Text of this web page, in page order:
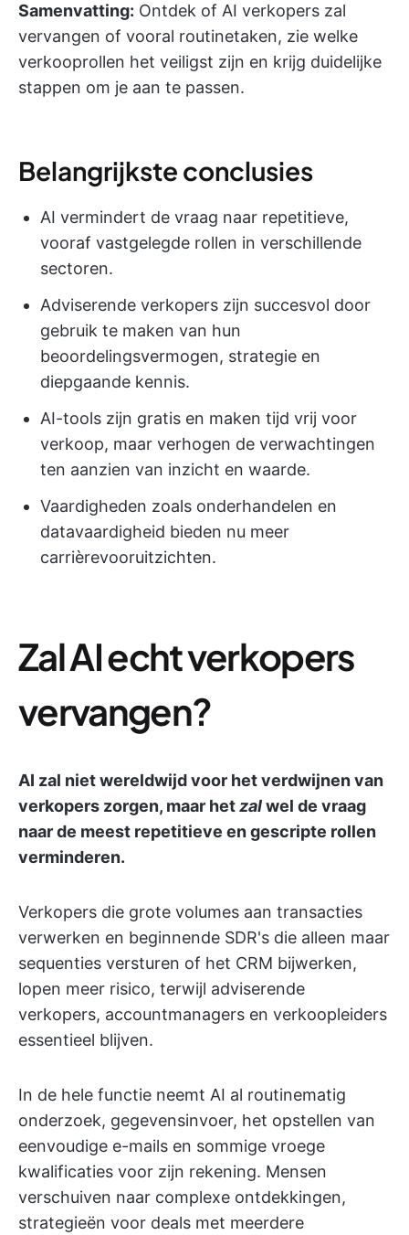
Samenvatting: Ontdek of AI verkopers zal
vervangen of vooral routinetaken, zie welke
verkooprollen het veiligst zijn en krijg duidelijke
stappen om je aan te passen.
Belangrijkste conclusies
AI vermindert de vraag naar repetitieve,
vooraf vastgelegde rollen in verschillende
sectoren.
Adviserende verkopers zijn succesvol door
gebruik te maken van hun
beoordelingsvermogen, strategie en
diepgaande kennis.
AI-tools zijn gratis en maken tijd vrij voor
verkoop, maar verhogen de verwachtingen
ten aanzien van inzicht en waarde.
Vaardigheden zoals onderhandelen en
datavaardigheid bieden nu meer
carrièrevooruitzichten.
Zal AI echt verkopers
vervangen?
AI zal niet wereldwijd voor het verdwijnen van
verkopers zorgen, maar hetzalwel de vraag
naar de meest repetitieve en gescripte rollen
verminderen.
Verkopers die grote volumes aan transacties
verwerken en beginnende SDR's die alleen maar
sequenties versturen of het CRM bijwerken,
lopen meer risico, terwijl adviserende
verkopers, accountmanagers en verkoopleiders
essentieel blijven.
In de hele functie neemt AI al routinematig
onderzoek, gegevensinvoer, het opstellen van
eenvoudige e-mails en sommige vroege
kwalificaties voor zijn rekening. Mensen
verschuiven naar complexe ontdekkingen,
strategieën voor deals met meerdere